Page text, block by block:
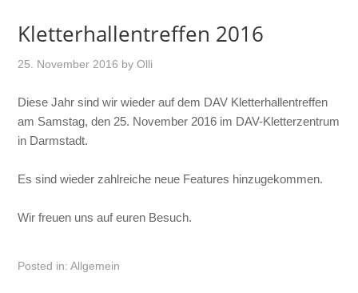
Kletterhallentreffen 2016
25. November 2016 byOlli
Diese Jahr sind wir wieder auf dem DAV Kletterhallentreffen
am Samstag, den 25. November 2016 im DAV-Kletterzentrum
in Darmstadt.
Es sind wieder zahlreiche neue Features hinzugekommen.
Wir freuen uns auf euren Besuch.
Posted in:Allgemein